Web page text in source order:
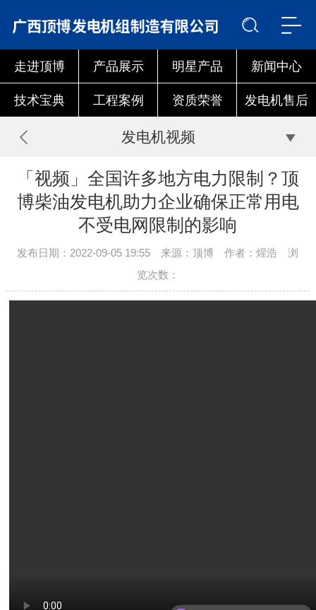
走进顶博 产品展示 明星产品 新闻中心
技术宝典 工程案例 资质荣誉 发电机售后
发电机视频
「视频」全国许多地方电力限制？顶
博柴油发电机助力企业确保正常用电
不受电网限制的影响
发布日期：2022-09-05 19:55 来源：顶博 作者：煋浩 浏
览次数：